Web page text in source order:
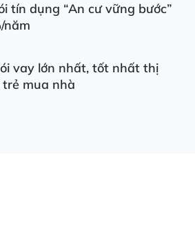
tín dụng “An cư vững bước”
năm
vay lớn nhất, tốt nhất thị
mua nhà